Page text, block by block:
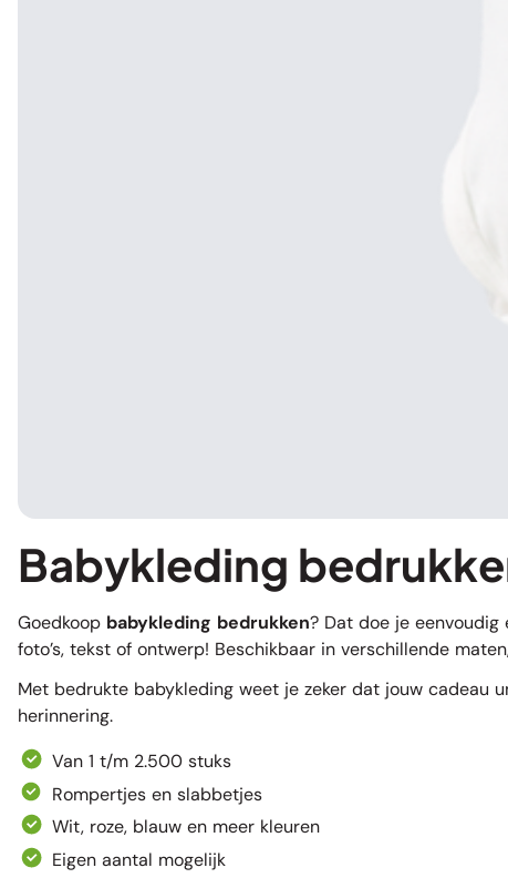
Babykleding
Goedkoop babykleding bedrukken? Dat doe je
foto’s, tekst of ontwerp! Beschikbaar in verschillende
Met bedrukte babykleding weet je zeker dat jouw cadeau
herinnering.
Van 1 t/m 2.500 stuks
Rompertjes en slabbetjes
Wit, roze, blauw en meer kleuren
Eigen aantal mogelijk